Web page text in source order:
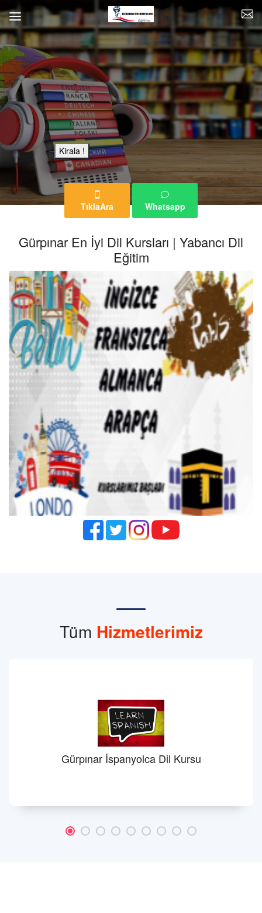
TıklaAra Whatsapp
Bu Reklam Sayfası Kiralıktır.
Kirala !
Gürpınar En İyi Dil Kursları | Yabancı Dil
Eğitim
Tüm Hizmetlerimiz
Gürpınar İspanyolca Dil Kursu